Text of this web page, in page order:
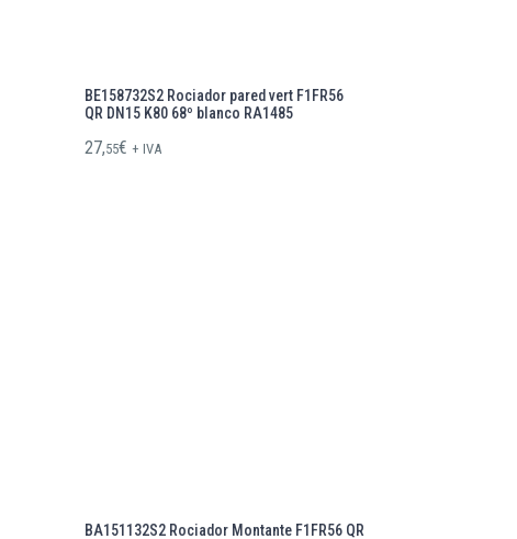
BE158732S2 Rociador pared vert F1FR56
QR DN15 K80 68º blanco RA1485
27,55€ + IVA
BA151132S2 Rociador Montante F1FR56 QR